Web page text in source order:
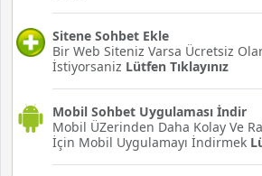
Sitene Sohbet Ekle
Bir Web Siteniz Varsa Ücretsiz
İstiyorsaniz Lütfen Tıklayınız
Mobil Sohbet Uygulaması İndir
Mobil ÜZerinden Daha Kolay Ve
İçin Mobil Uygulamayı İndirmek